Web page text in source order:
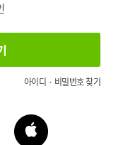
아이디 · 비밀번호 찾기